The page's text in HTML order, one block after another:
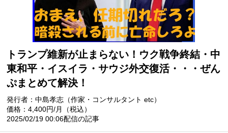
トランプ維新が止まらない！ウク戦争終結・中
東和平・イスイラ・サウジ外交復活・・・ぜん
ぷまとめて解決！
発行者：中島孝志（作家・コンサルタント etc）
価格：4,400円/月（税込）
2025/02/19 00:06配信の記事